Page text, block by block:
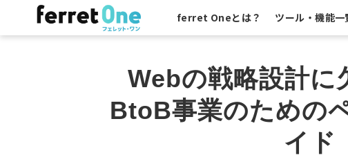
ferret Oneとは？ ツール・機能一
Webの戦略設計に
BtoB事業のための
イド